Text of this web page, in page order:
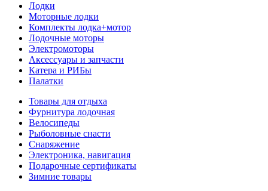
Лодки
Моторные лодки
Комплекты лодка+мотор
Лодочные моторы
Электромоторы
Аксессуары и запчасти
Катера и РИБы
Палатки
Товары для отдыха
Фурнитура лодочная
Велосипеды
Рыболовные снасти
Снаряжение
Электроника, навигация
Подарочные сертификаты
Зимние товары